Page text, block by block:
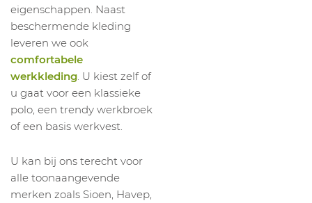
eigenschappen. Naast
beschermende kleding
leveren we ook
comfortabele
werkkleding . U kiest zelf of
u gaat voor een klassieke
polo, een trendy werkbroek
of een basis werkvest.
U kan bij ons terecht voor
alle toonaangevende
merken zoals Sioen, Havep,